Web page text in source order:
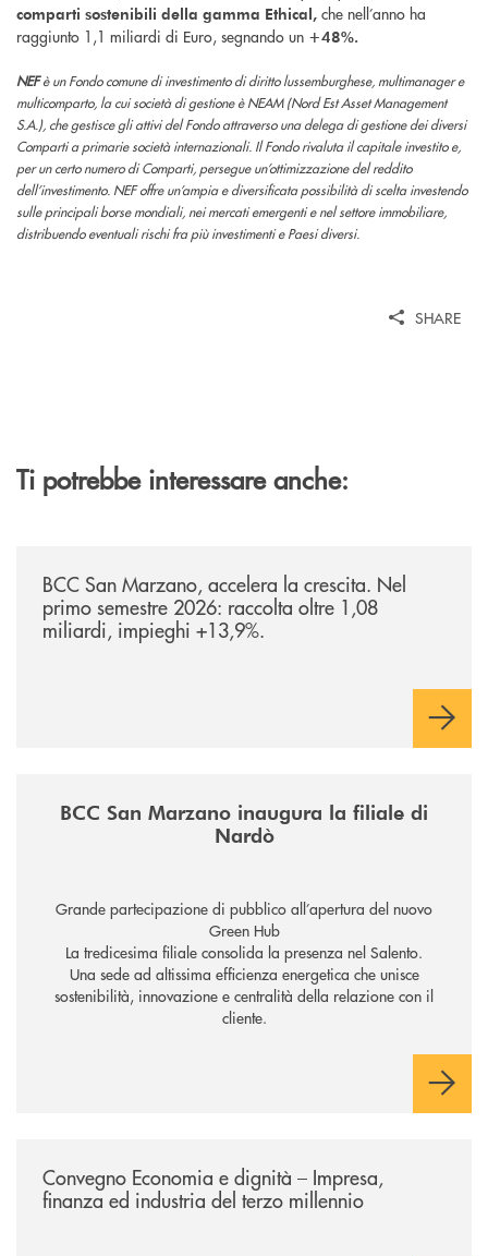
comparti sostenibili della gamma Ethical, che nell’anno ha
raggiunto 1,1 miliardi di Euro, segnando un +48%.
NEFè un Fondo comune di investimento di diritto lussemburghese, multimanager e
multicomparto, la cui società di gestione è NEAM (Nord Est Asset Management
S.A.), che gestisce gli attivi del Fondo attraverso una delega di gestione dei diversi
Comparti a primarie società internazionali. Il Fondo rivaluta il capitale investito e,
per un certo numero di Comparti, persegue un’ottimizzazione del reddito
dell’investimento. NEF offre un’ampia e diversificata possibilità di scelta investendo
sulle principali borse mondiali, nei mercati emergenti e nel settore immobiliare,
distribuendo eventuali rischi fra più investimenti e Paesi diversi.
SHARE
Ti potrebbe interessare anche:
BCC San Marzano, accelera la crescita. Nel
primo semestre 2026: raccolta oltre 1,08
miliardi, impieghi +13,9%.
BCC San Marzano inaugura la filiale di
Nardò
Grande partecipazione di pubblico all’apertura del nuovo
Green Hub
La tredicesima filiale consolida la presenza nel Salento.
Una sede ad altissima efficienza energetica che unisce
sostenibilità, innovazione e centralità della relazione con il
cliente.
Convegno Economia e dignità – Impresa,
finanza ed industria del terzo millennio